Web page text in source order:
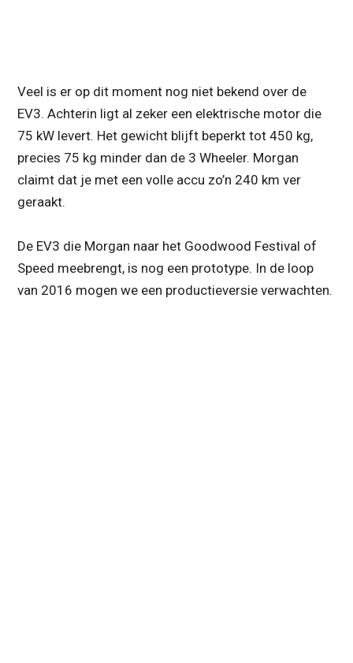
Veel is er op dit moment nog niet bekend over de
EV3. Achterin ligt al zeker een elektrische motor die
75 kW levert. Het gewicht blijft beperkt tot 450 kg,
precies 75 kg minder dan de 3 Wheeler. Morgan
claimt dat je met een volle accu zo’n 240 km ver
geraakt.
De EV3 die Morgan naar het Goodwood Festival of
Speed meebrengt, is nog een prototype. In de loop
van 2016 mogen we een productieversie verwachten.